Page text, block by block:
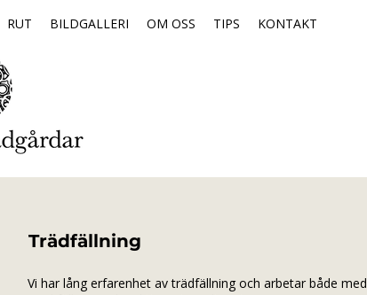
RUT BILDGALLERI OM OSS TIPS KONTAKT
Trädfällning
Vi har lång erfarenhet av trädfällning och arbetar både med